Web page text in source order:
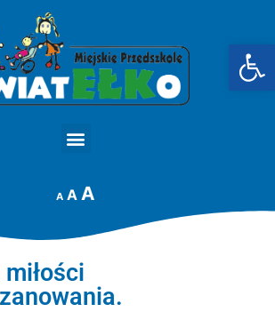
A A A